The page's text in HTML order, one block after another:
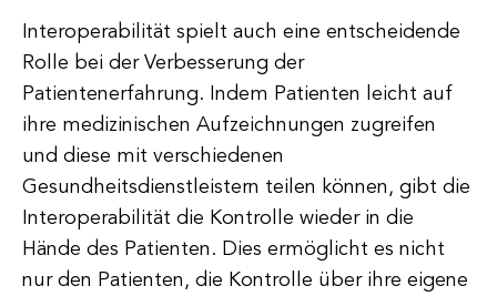
Interoperabilität spielt auch eine entscheidende
Rolle bei der Verbesserung der
Patientenerfahrung. Indem Patienten leicht auf
ihre medizinischen Aufzeichnungen zugreifen
und diese mit verschiedenen
Gesundheitsdienstleistern teilen können, gibt die
Interoperabilität die Kontrolle wieder in die
Hände des Patienten. Dies ermöglicht es nicht
nur den Patienten, die Kontrolle über ihre eigene